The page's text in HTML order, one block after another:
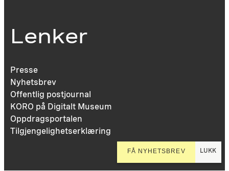
Lenker
Presse
Nyhetsbrev
Offentlig postjournal
KORO på Digitalt Museum
Oppdragsportalen
Tilgjengelighetserklæring
FÅ NYHETSBREV LUKK